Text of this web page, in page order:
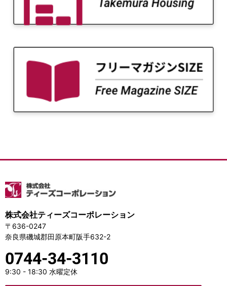
株式会社ティーズコーポレーション
〒636-0247
奈良県磯城郡田原本町阪手632-2
0744-34-3110
9:30 - 18:30 水曜定休